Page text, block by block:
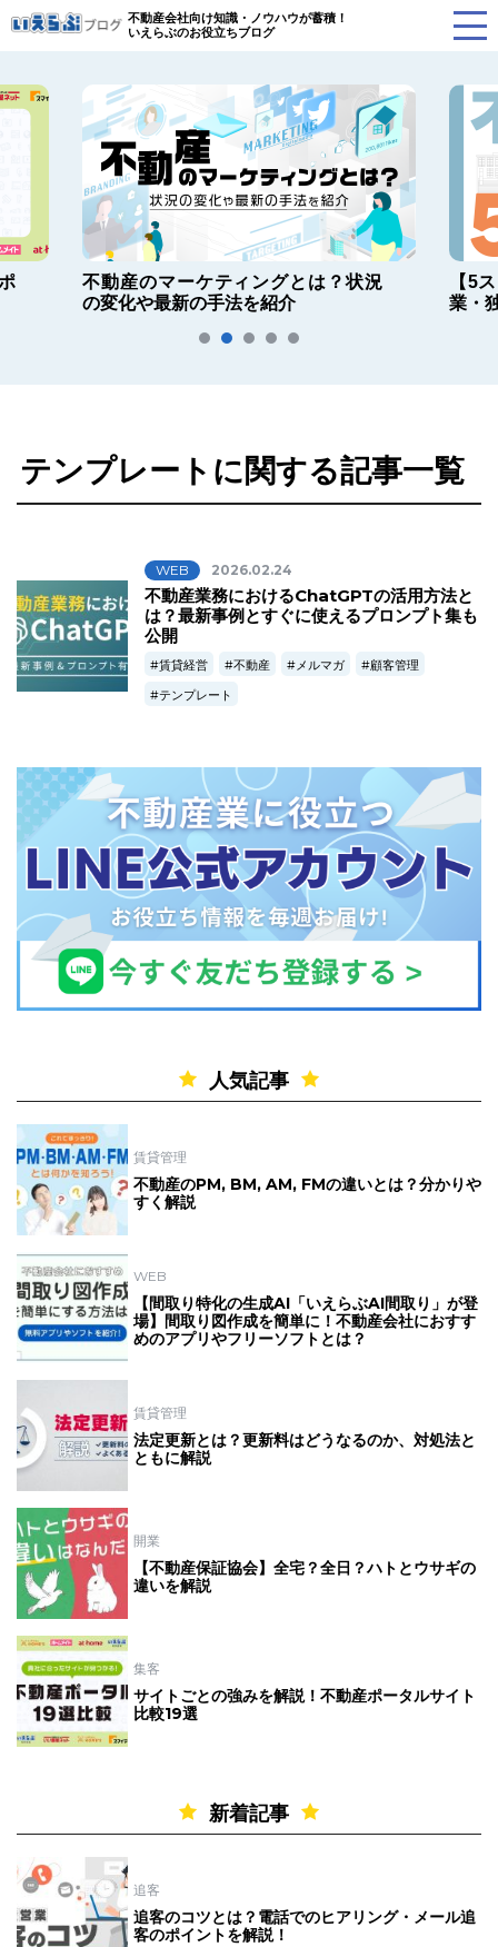
不動産会社向け知識・ノウハウが蓄積！
いえらぶのお役立ちブログ
不動産のマーケティングとは？状況
の変化や最新の手法を紹介
【5
業・
テンプレートに関する記事一覧
WEB 2026.02.24
不動産業務におけるChatGPTの活用方法と
は？最新事例とすぐに使えるプロンプト集も
公開
賃貸経営 不動産 メルマガ
顧客管理
テンプレート
人気記事
賃貸管理
不動産のPM, BM, AM, FMの違いとは？分かりや
すく解説
WEB
【間取り特化の生成AI「いえらぶAI間取り」が登
場】間取り図作成を簡単に！不動産会社におすす
めのアプリやフリーソフトとは？
賃貸管理
法定更新とは？更新料はどうなるのか、対処法と
ともに解説
開業
【不動産保証協会】全宅？全日？ハトとウサギの
違いを解説
集客
サイトごとの強みを解説！不動産ポータルサイト
比較19選
新着記事
追客
追客のコツとは？電話でのヒアリング・メール追
客のポイントを解説！